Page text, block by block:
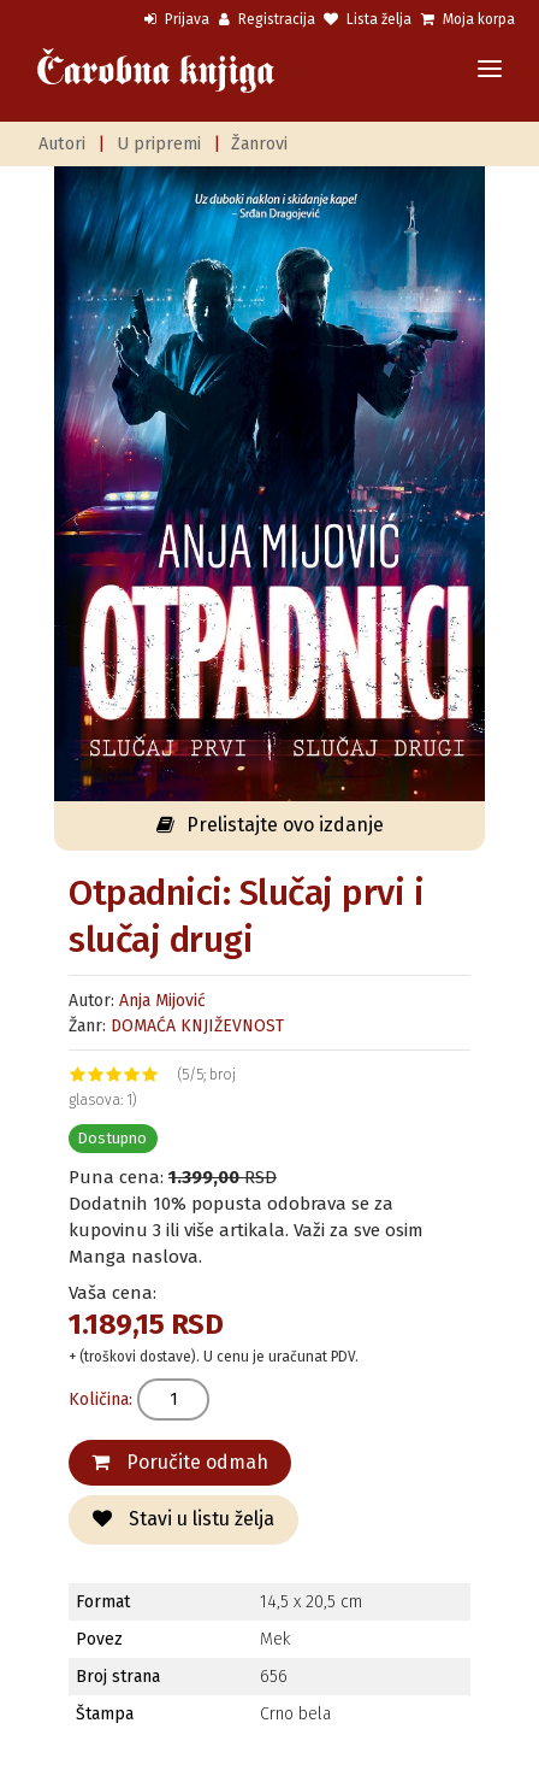
Prijava Registracija Lista želja Moja korpa
Autori U pripremi Žanrovi
Prelistajte ovo izdanje
Otpadnici: Slučaj prvi i
slučaj drugi
Autor: Anja Mijović
Žanr: DOMAĆA KNJIŽEVNOST
(5/5; broj
glasova: 1)
Dostupno
Puna cena: 1.399,00RSD
Dodatnih 10% popusta odobrava se za
kupovinu 3 ili više artikala. Važi za sve osim
Manga naslova.
Vaša cena:
1.189,15 RSD
+ (troškovi dostave). U cenu je uračunat PDV.
Količina:
Poručite odmah
Stavi u listu želja
Format
14,5 x 20,5 cm
Povez
Mek
Broj strana
656
Štampa
Crno bela